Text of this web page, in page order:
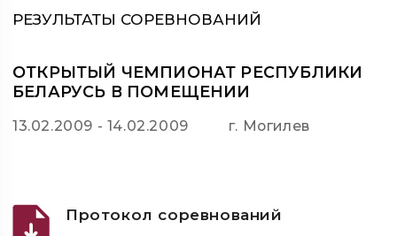
РЕЗУЛЬТАТЫ СОРЕВНОВАНИЙ
ОТКРЫТЫЙ ЧЕМПИОНАТ РЕСПУБЛИКИ
БЕЛАРУСЬ В ПОМЕЩЕНИИ
13.02.2009 - 14.02.2009 г. Могилев
Протокол соревнований